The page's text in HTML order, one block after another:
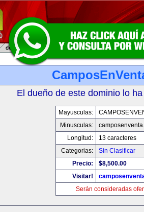
El dueño de este dominio lo
Mayusculas:
Minusculas:
Longitud:
13 caracteres
Categorias:
Sin Clasificar
Precio:
$8,500.00
Visitar!
Serán consideradas